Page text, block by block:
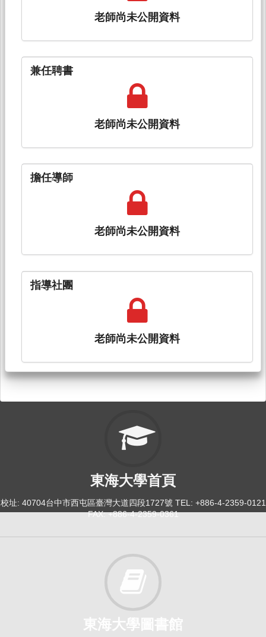
老師尚未公開資料
兼任聘書
老師尚未公開資料
擔任導師
老師尚未公開資料
指導社團
老師尚未公開資料
東海大學首頁
校址: 40704台中市西屯區臺灣大道四段1727號 TEL: +886-4-2359-0121
FAX: +886-4-2359-0361
東海大學圖書館